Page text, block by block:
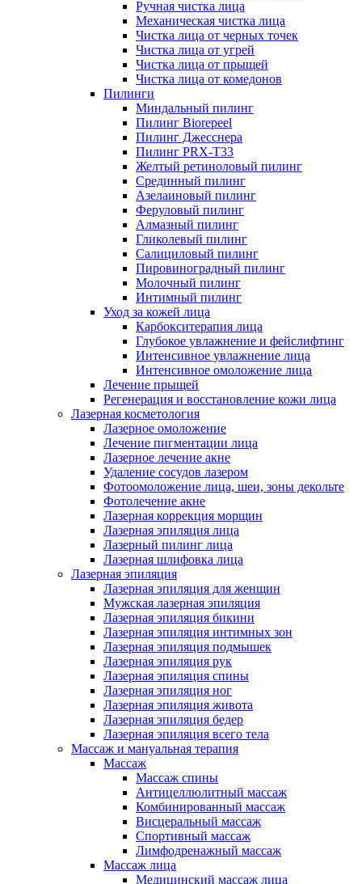
Ручная чистка лица
Механическая чистка лица
Чистка лица от черных точек
Чистка лица от угрей
Чистка лица от прыщей
Чистка лица от комедонов
Пилинги
Миндальный пилинг
Пилинг Biorepeel
Пилинг Джесснера
Пилинг PRX-T33
Желтый ретиноловый пилинг
Срединный пилинг
Азелаиновый пилинг
Феруловый пилинг
Алмазный пилинг
Гликолевый пилинг
Салициловый пилинг
Пировиноградный пилинг
Молочный пилинг
Интимный пилинг
Уход за кожей лица
Карбокситерапия лица
Глубокое увлажнение и фейслифтинг
Интенсивное увлажнение лица
Интенсивное омоложение лица
Лечение прыщей
Регенерация и восстановление кожи лица
Лазерная косметология
Лазерное омоложение
Лечение пигментации лица
Лазерное лечение акне
Удаление сосудов лазером
Фотоомоложение лица, шеи, зоны декольте
Фотолечение акне
Лазерная коррекция морщин
Лазерная эпиляция лица
Лазерный пилинг лица
Лазерная шлифовка лица
Лазерная эпиляция
Лазерная эпиляция для женщин
Мужская лазерная эпиляция
Лазерная эпиляция бикини
Лазерная эпиляция интимных зон
Лазерная эпиляция подмышек
Лазерная эпиляция рук
Лазерная эпиляция спины
Лазерная эпиляция ног
Лазерная эпиляция живота
Лазерная эпиляция бедер
Лазерная эпиляция всего тела
Массаж и мануальная терапия
Массаж
Массаж спины
Антицеллюлитный массаж
Комбинированный массаж
Висцеральный массаж
Спортивный массаж
Лимфодренажный массаж
Массаж лица
Медицинский массаж лица